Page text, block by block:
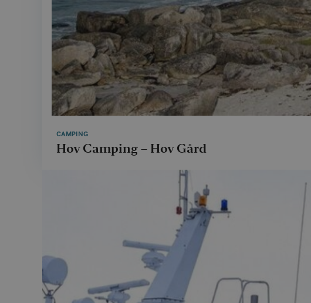
CAMPING
Hov Camping – Hov Gård